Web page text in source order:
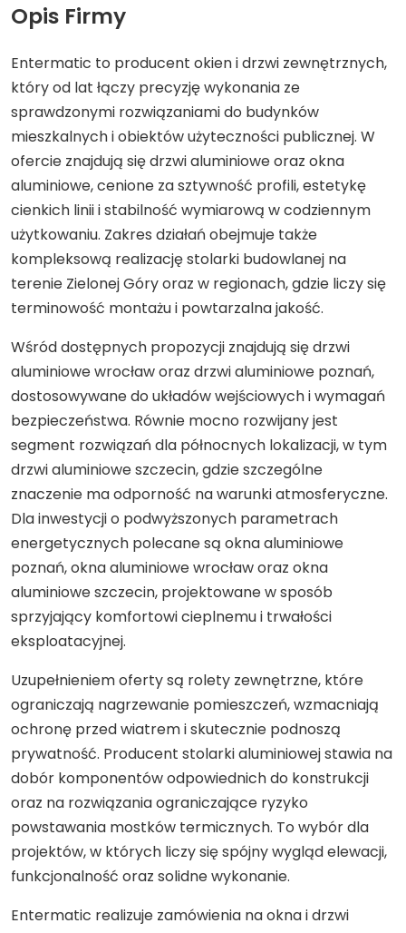
Opis Firmy
Entermatic to producent okien i drzwi zewnętrznych,
który od lat łączy precyzję wykonania ze
sprawdzonymi rozwiązaniami do budynków
mieszkalnych i obiektów użyteczności publicznej. W
ofercie znajdują się drzwi aluminiowe oraz okna
aluminiowe, cenione za sztywność profili, estetykę
cienkich linii i stabilność wymiarową w codziennym
użytkowaniu. Zakres działań obejmuje także
kompleksową realizację stolarki budowlanej na
terenie Zielonej Góry oraz w regionach, gdzie liczy się
terminowość montażu i powtarzalna jakość.
Wśród dostępnych propozycji znajdują się drzwi
aluminiowe wrocław oraz drzwi aluminiowe poznań,
dostosowywane do układów wejściowych i wymagań
bezpieczeństwa. Równie mocno rozwijany jest
segment rozwiązań dla północnych lokalizacji, w tym
drzwi aluminiowe szczecin, gdzie szczególne
znaczenie ma odporność na warunki atmosferyczne.
Dla inwestycji o podwyższonych parametrach
energetycznych polecane są okna aluminiowe
poznań, okna aluminiowe wrocław oraz okna
aluminiowe szczecin, projektowane w sposób
sprzyjający komfortowi cieplnemu i trwałości
eksploatacyjnej.
Uzupełnieniem oferty są rolety zewnętrzne, które
ograniczają nagrzewanie pomieszczeń, wzmacniają
ochronę przed wiatrem i skutecznie podnoszą
prywatność. Producent stolarki aluminiowej stawia na
dobór komponentów odpowiednich do konstrukcji
oraz na rozwiązania ograniczające ryzyko
powstawania mostków termicznych. To wybór dla
projektów, w których liczy się spójny wygląd elewacji,
funkcjonalność oraz solidne wykonanie.
Entermatic realizuje zamówienia na okna i drzwi